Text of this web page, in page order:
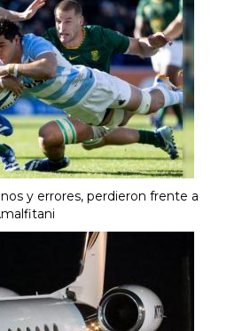
y errores, perdieron frente a